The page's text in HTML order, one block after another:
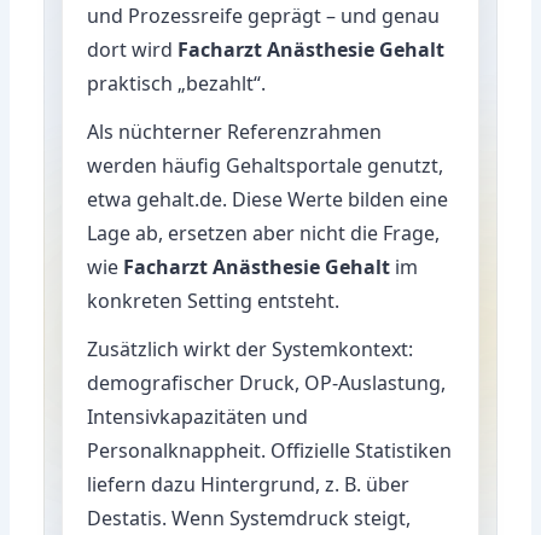
und Prozessreife geprägt – und genau
dort wird Facharzt Anästhesie Gehalt
praktisch „bezahlt“.
Als nüchterner Referenzrahmen
werden häufig Gehaltsportale genutzt,
etwa gehalt.de. Diese Werte bilden eine
Lage ab, ersetzen aber nicht die Frage,
wie Facharzt Anästhesie Gehalt im
konkreten Setting entsteht.
Zusätzlich wirkt der Systemkontext:
demografischer Druck, OP-Auslastung,
Intensivkapazitäten und
Personalknappheit. Offizielle Statistiken
liefern dazu Hintergrund, z. B. über
Destatis. Wenn Systemdruck steigt,